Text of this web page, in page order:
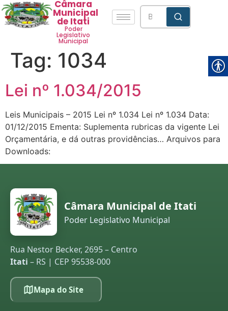
Câmara
Municipal
de Itati
Poder
Legislativo
Municipal
Tag: 1034
Lei nº 1.034/2015
Leis Municipais – 2015 Lei nº 1.034 Lei nº 1.034 Data:
01/12/2015 Ementa: Suplementa rubricas da vigente Lei
Orçamentária, e dá outras providências… Arquivos para
Downloads:
Câmara Municipal de Itati
Poder Legislativo Municipal
Rua Nestor Becker, 2695 – Centro
Itati – RS | CEP 95538-000
Mapa do Site